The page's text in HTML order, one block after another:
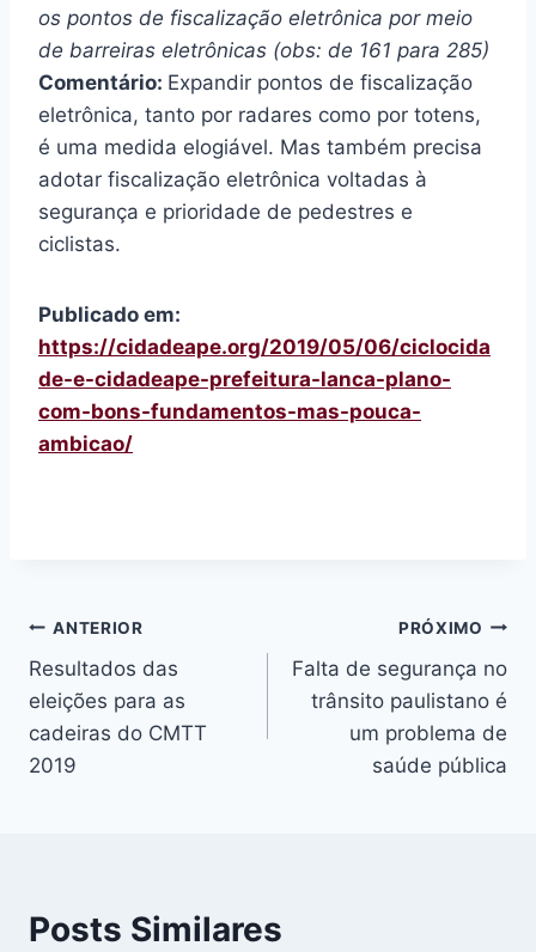
os pontos de fiscalização eletrônica por meio
de barreiras eletrônicas (obs: de 161 para 285)
Comentário: Expandir pontos de fiscalização
eletrônica, tanto por radares como por totens,
é uma medida elogiável. Mas também precisa
adotar fiscalização eletrônica voltadas à
segurança e prioridade de pedestres e
ciclistas.
Publicado em:
https://cidadeape.org/2019/05/06/ciclocida
de-e-cidadeape-prefeitura-lanca-plano-
com-bons-fundamentos-mas-pouca-
ambicao/
Navegação
de
Post
ANTERIOR
Resultados das
eleições para as
cadeiras do CMTT
2019
PRÓXIMO
Falta de segurança no
trânsito paulistano é
um problema de
saúde pública
Posts Similares